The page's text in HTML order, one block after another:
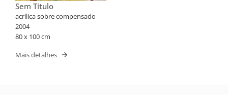
Sem Título
acrílica sobre compensado
2004
80 x 100 cm
Mais detalhes